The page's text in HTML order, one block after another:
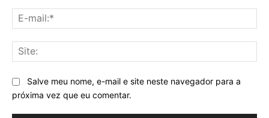
Salve meu nome, e-mail e site neste navegador para a
próxima vez que eu comentar.